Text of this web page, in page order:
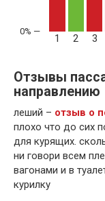
1 2 3
Отзывы
направлению
леший – отзыв о
плохо что до сих
для курящих.
ни говори всем
вагонами и в
курилку